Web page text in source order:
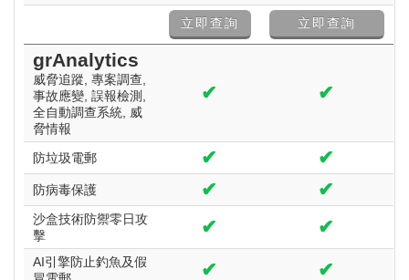
立即查詢 立即查詢
grAnalytics
威脅追蹤, 專案調查,
事故應變, 誤報檢測,
全自動調查系統, 威
脅情報
✔ ✔
防垃圾電郵 ✔ ✔
防病毒保護 ✔ ✔
沙盒技術防禦零日攻
擊
✔ ✔
AI引擎防止釣魚及假
✔ ✔